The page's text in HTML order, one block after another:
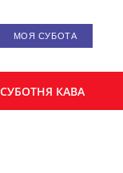
МОЯ СУБОТА
СУБОТНЯ КАВА